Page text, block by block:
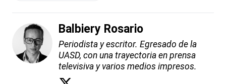
Balbiery Rosario
Periodista y escritor. Egresado de la
UASD, con una trayectoria en prensa
televisiva y varios medios impresos.